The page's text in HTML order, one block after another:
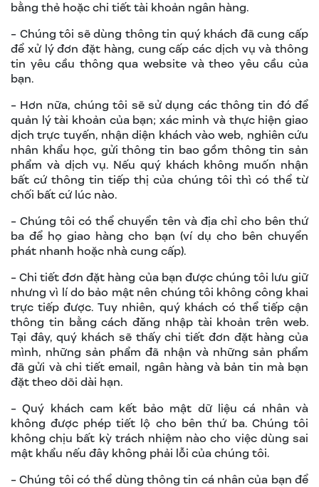
bằng thẻ hoặc chi tiết tài khoản ngân hàng.
- Chúng tôi sẽ dùng thông tin quý khách đã cung cấp
để xử lý đơn đặt hàng, cung cấp các dịch vụ và thông
tin yêu cầu thông qua website và theo yêu cầu của
bạn.
- Hơn nữa, chúng tôi sẽ sử dụng các thông tin đó để
quản lý tài khoản của bạn; xác minh và thực hiện giao
dịch trực tuyến, nhận diện khách vào web, nghiên cứu
nhân khẩu học, gửi thông tin bao gồm thông tin sản
phẩm và dịch vụ. Nếu quý khách không muốn nhận
bất cứ thông tin tiếp thị của chúng tôi thì có thể từ
chối bất cứ lúc nào.
- Chúng tôi có thể chuyển tên và địa chỉ cho bên thứ
ba để họ giao hàng cho bạn (ví dụ cho bên chuyển
phát nhanh hoặc nhà cung cấp).
- Chi tiết đơn đặt hàng của bạn được chúng tôi lưu giữ
nhưng vì lí do bảo mật nên chúng tôi không công khai
trực tiếp được. Tuy nhiên, quý khách có thể tiếp cận
thông tin bằng cách đăng nhập tài khoản trên web.
Tại đây, quý khách sẽ thấy chi tiết đơn đặt hàng của
mình, những sản phẩm đã nhận và những sản phẩm
đã gửi và chi tiết email, ngân hàng và bản tin mà bạn
đặt theo dõi dài hạn.
- Quý khách cam kết bảo mật dữ liệu cá nhân và
không được phép tiết lộ cho bên thứ ba. Chúng tôi
không chịu bất kỳ trách nhiệm nào cho việc dùng sai
mật khẩu nếu đây không phải lỗi của chúng tôi.
- Chúng tôi có thể dùng thông tin cá nhân của bạn để